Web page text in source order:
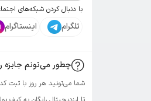
با دنبال کردن شبکه‌های
تلگرام اینستاگرام
چطور می‌تونم جایزه